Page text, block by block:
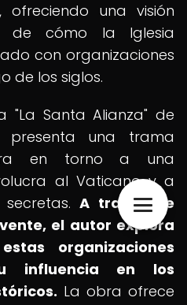
una visión
de cómo la Iglesia
con organizaciones
de los siglos.
"La Santa Alianza" de
presenta una trama
en torno a una
al Vaticano y a
secretas.A través de
el autor explora
organizaciones
influencia en los
La obra ofrece